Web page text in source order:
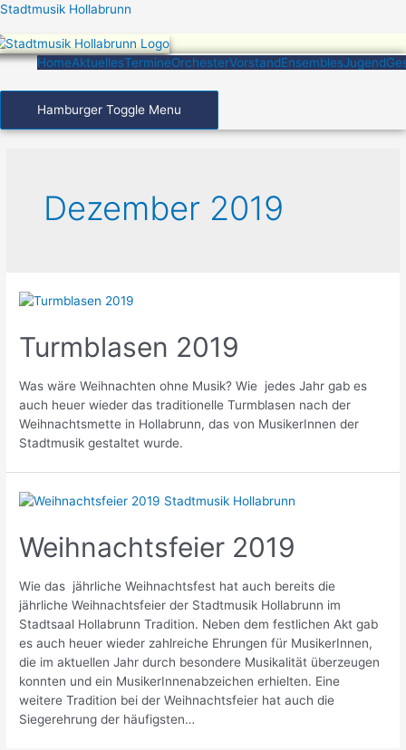
Zum
springen
Stadtmusik Hollabrunn
HomeAktuellesTermineOrchesterVorstandEnsemblesJugend
Hamburger Toggle Menu
Dezember 2019
Turmblasen 2019
Was wäre Weihnachten ohne Musik? Wie jedes Jahr gab es
auch heuer wieder das traditionelle Turmblasen nach der
Weihnachtsmette in Hollabrunn, das von MusikerInnen der
Stadtmusik gestaltet wurde.
Weihnachtsfeier 2019
Wie das jährliche Weihnachtsfest hat auch bereits die
jährliche Weihnachtsfeier der Stadtmusik Hollabrunn im
Stadtsaal Hollabrunn Tradition. Neben dem festlichen Akt gab
es auch heuer wieder zahlreiche Ehrungen für MusikerInnen,
die im aktuellen Jahr durch besondere Musikalität überzeugen
konnten und ein MusikerInnenabzeichen erhielten. Eine
weitere Tradition bei der Weihnachtsfeier hat auch die
Siegerehrung der häufigsten…